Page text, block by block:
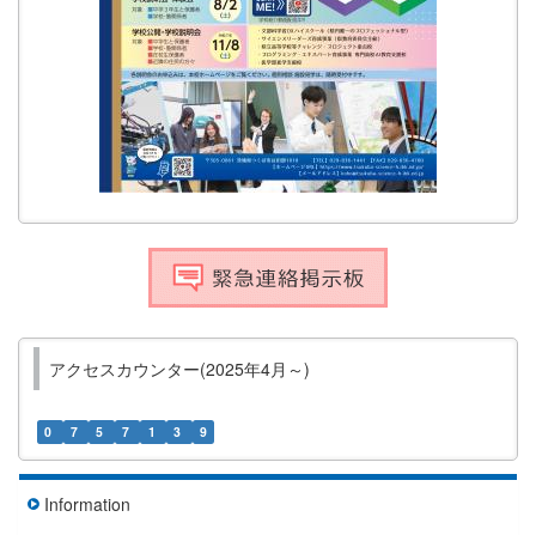
アクセスカウンター(2025年4月～)
0 7 5 7 1 3 9
Information